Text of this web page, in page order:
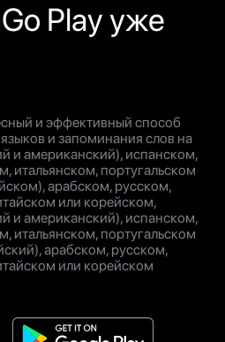
Play уже
и эффективный способ
и запоминания слов на
и американский), испанском,
итальянском, португальском
арабском, русском,
или корейском,
и американский), испанском,
итальянском, португальском
арабском, русском,
или корейском